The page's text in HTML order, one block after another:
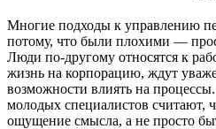
Многие подходы к управлению
потому, что были плохими —
Люди по‑другому относятся к
жизнь на корпорацию, ждут
возможности влиять на
молодых специалистов считают,
ощущение смысла, а не просто